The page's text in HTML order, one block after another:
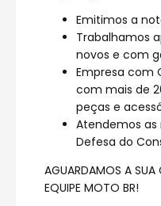
Emitimos a
Trabalhamos
novos e com
Empresa com
com mais de
peças e
Atendemos as
Defesa do
AGUARDAMOS A SUA
EQUIPE MOTO BR!